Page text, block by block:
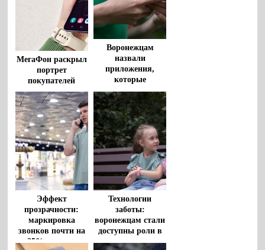
МегаФон раскрыл
портрет
покупателей
«раскладушек» и
«книжек»
Воронежцам
назвали
приложения,
которые
незаметно
расходуют
мобильный
интернет
Эффект
прозрачности:
маркировка
звонков почти на
25% снизила
Технологии
заботы:
воронежцам стали
доступны роли в
сервисе